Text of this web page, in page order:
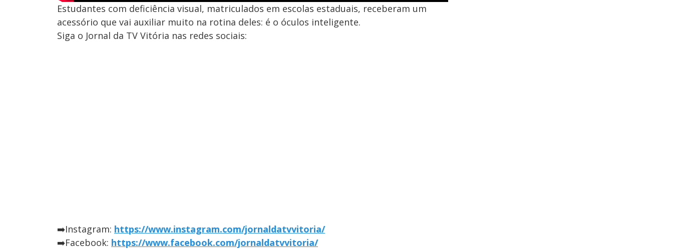
Estudantes com deficiência visual, matriculados em escolas estaduais, receberam um
acessório que vai auxiliar muito na rotina deles: é o óculos inteligente.
Siga o Jornal da TV Vitória nas redes sociais:
➡️Instagram: https://www.instagram.com/jornaldatvvitoria/
➡️Facebook: https://www.facebook.com/jornaldatvvitoria/